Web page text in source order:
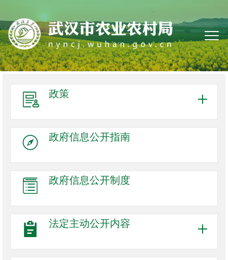
政策
政府信息公开指南
政府信息公开制度
法定主动公开内容